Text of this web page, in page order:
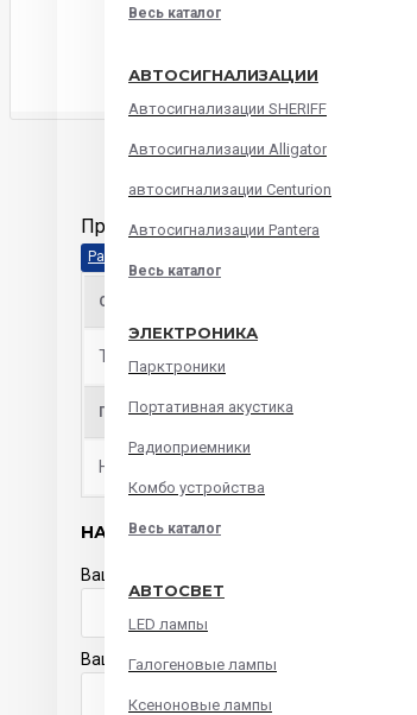
Весь каталог
АВТОСИГНАЛИЗАЦИИ
Автосигнализации SHERIFF
Автосигнализации Alligator
автосигнализации Centurion
Автосигнализации Pantera
Весь каталог
ЭЛЕКТРОНИКА
Парктроники
Портативная акустика
Радиоприемники
Комбо устройства
Весь каталог
АВТОСВЕТ
LED лампы
Галогеновые лампы
Ксеноновые лампы
ОПИСАНИЕ ХАРАКТЕРИСТИКИ
Предохранители MiniANL 150A
ОБЩИЕ ХАРАКТЕРИСТИКИ
Тип товара
ПРЕДОХРАНИТЕЛЬ
Номинал предохранителя
НАПИСАТЬ ОТЗЫВ
Ваше имя
Ваш отзыв